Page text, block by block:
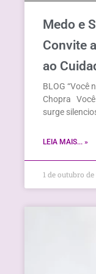
Medo e
Convite
ao
BLOG “Você
Chopra Você
surge
LEIA MAIS... »
1 de outubro